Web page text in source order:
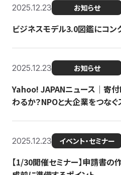
2025.12.23 お知らせ
ビジネスモデル3.0図鑑にコン
2025.12.23 お知らせ
Yahoo! JAPANニュース｜寄
わるか？NPOと大企業をつなぐ
2025.12.23 イベント・セミナー
【1/30開催セミナー】申請書